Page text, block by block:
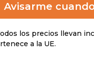
Avisarme
los precios llevan
a la UE.